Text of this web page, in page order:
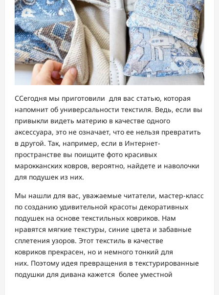
ССегодня мы приготовили для вас статью, которая
напомнит об универсальности текстиля. Ведь, если вы
привыкли видеть материю в качестве одного
аксессуара, это не означает, что ее нельзя превратить
в другой. Так, например, если в Интернет-
пространстве вы поищите фото красивых
марокканских ковров, вероятно, найдете и наволочки
для подушек из них.
Мы нашли для вас, уважаемые читатели, мастер-класс
по созданию удивительной красоты декоративных
подушек на основе текстильных ковриков. Нам
нравятся мягкие текстуры, синие цвета и забавные
сплетения узоров. Этот текстиль в качестве
ковриков прекрасен, но и немного тонкий для
них. Поэтому идея превращения в текстурированные
подушки для дивана кажется более уместной